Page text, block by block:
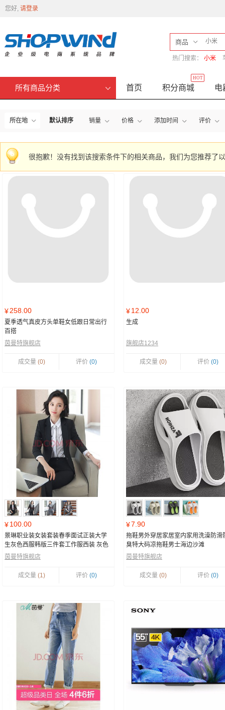
您好, 请登录
商品
热门搜索： 小米
所有商品分类 首页 积分商城
HOT
电
所在地 默认排序 销量 价格 添加时间 评价
很抱歉！没有找到该搜索条件下的相关商品，我们为您推荐了
¥258.00
夏季透气真皮方头单鞋女低跟日常出行
百搭
茵曼特旗舰店
成交量 (0) 评价 (0)
¥12.00
生成
旗舰店1234
成交量 (0) 评价 (0)
¥100.00
景琳职业装女装套装春季面试正装大学
生灰色西服韩版三件套工作服西装 灰色
西装 西裤 L
茵曼特旗舰店
成交量 (1) 评价 (0)
¥7.90
拖鞋男外穿居家居室内家用洗澡防滑
臭特大码凉拖鞋男士海边沙滩
茵曼特旗舰店
成交量 (0) 评价 (0)